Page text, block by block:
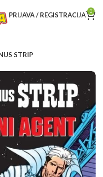
PRIJAVA / REGISTRACIJA 0
STRIP